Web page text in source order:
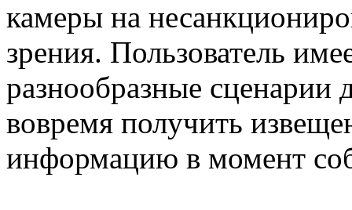
камеры на
зрения. Пользователь
разнообразные сценарии
вовремя получить
информацию в момент